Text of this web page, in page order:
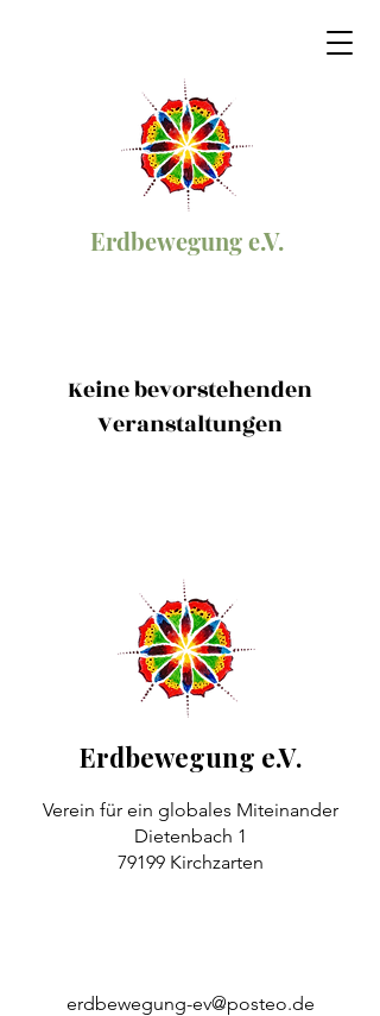
Erdbewegung e.V.
Keine bevorstehenden
Veranstaltungen
Erdbewegung e.V.
Verein für ein globales Miteinander
Dietenbach 1
79199 Kirchzarten
erdbewegung-ev@posteo.de